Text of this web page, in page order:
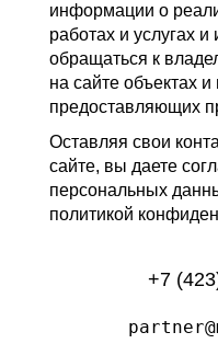
информации о
работах и услугах
обращаться к
на сайте объектах
предоставляющих
Оставляя свои
сайте, вы даете
персональных
политикой
+7